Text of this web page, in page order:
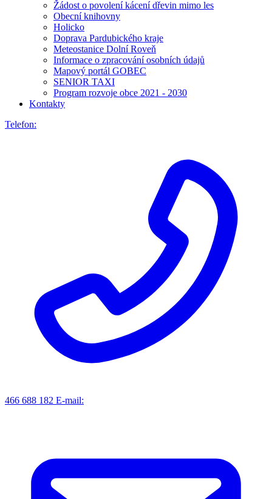
Žádost o povolení kácení dřevin mimo les
Obecní knihovny
Holicko
Doprava Pardubického kraje
Meteostanice Dolní Roveň
Informace o zpracování osobních údajů
Mapový portál GOBEC
SENIOR TAXI
Program rozvoje obce 2021 - 2030
Kontakty
Telefon:
466 688 182 E-mail: